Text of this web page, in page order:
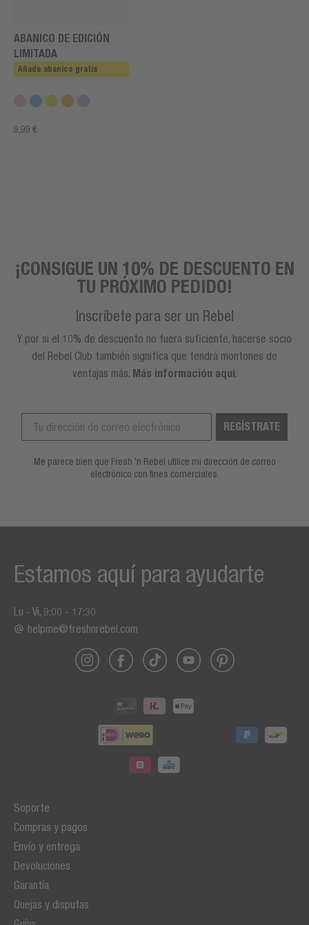
ABANICO DE EDICIÓN
LIMITADA
Añade abanico gratis
9,99 €
¡CONSIGUE UN 10% DE DESCUENTO EN
TU PRÓXIMO PEDIDO!
Inscríbete para ser un Rebel
Y por si el 10% de descuento no fuera suficiente, hacerse socio
del Rebel Club también significa que tendrá montones de
ventajas más. Más información aquí.
REGÍSTRATE
Me parece bien que Fresh 'n Rebel utilice mi dirección de correo
electrónico con fines comerciales.
Soporte
Compras y pagos
Envío y entrega
Devoluciones
Garantía
Quejas y disputas
Estamos aquí para ayudarte
Lu - Vi, 9:00 - 17:30
helpme@freshnrebel.com